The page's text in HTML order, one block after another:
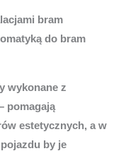
bram
do bram
wykonane z
pomagają
estetycznych, a w
by je